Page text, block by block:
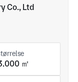
Co., Ltd
㎡